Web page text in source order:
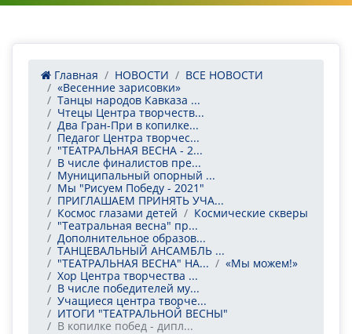
Главная НОВОСТИ
ВСЕ НОВОСТИ
«Весенние зарисовки»
Танцы народов Кавказа ...
Чтецы Центра творчеств...
Два Гран-При в копилке...
Педагог Центра творчес...
"ТЕАТРАЛЬНАЯ ВЕСНА - 2...
В числе финалистов пре...
Муниципальный опорный ...
Мы "Рисуем Победу - 2021"
ПРИГЛАШАЕМ ПРИНЯТЬ УЧА...
Космос глазами детей
Космические скверы
"Театральная весна" пр...
Дополнительное образов...
ТАНЦЕВАЛЬНЫЙ АНСАМБЛЬ ...
"ТЕАТРАЛЬНАЯ ВЕСНА" НА...
«Мы можем!»
Хор Центра творчества ...
В числе победителей му...
Учащиеся центра творче...
ИТОГИ "ТЕАТРАЛЬНОЙ ВЕСНЫ"
В копилке побед - дипл...